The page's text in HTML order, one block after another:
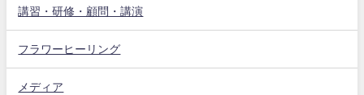
講習・研修・顧問・講演
フラワーヒーリング
メディア